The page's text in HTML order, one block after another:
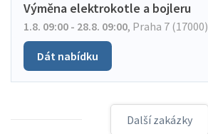
Výměna elektrokotle a bojleru
1.8. 09:00 - 28.8. 09:00, Praha 7 (17000)
Dát nabídku
Další zakázky